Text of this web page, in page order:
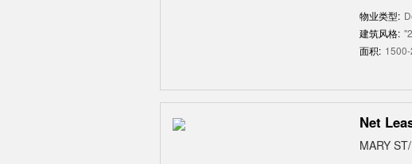
物业类型:
建筑风格:
面积:
Net
MARY